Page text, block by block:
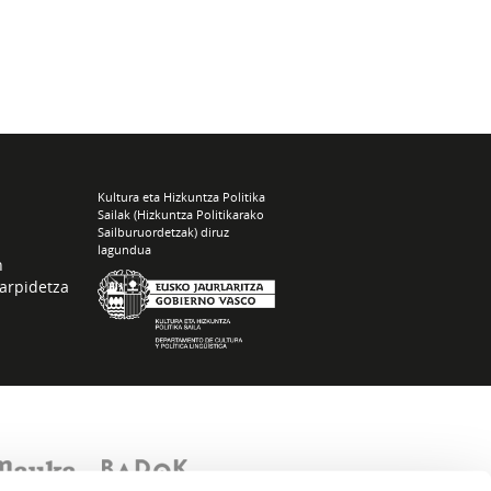
Kultura eta Hizkuntza Politika
Sailak (Hizkuntza Politikarako
Sailburuordetzak) diruz
lagundua